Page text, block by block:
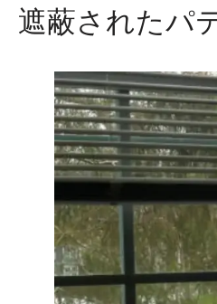
遮蔽されたパ